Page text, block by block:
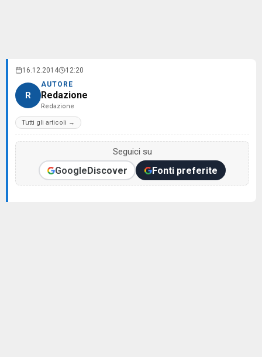
16.12.2014 12:20
R
AUTORE
Redazione
Redazione
Tutti gli articoli →
Seguici su
GoogleDiscover Fonti preferite